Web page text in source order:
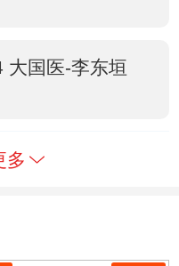
大国医-李东垣
多